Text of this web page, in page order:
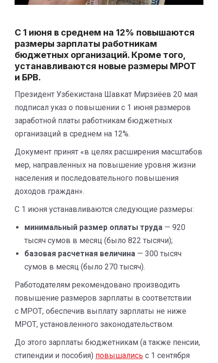
С 1 июня в среднем на 12% повышаются
размеры зарплаты работникам
бюджетных организаций. Кроме того,
устанавливаются новые размеры МРОТ
и БРВ.
Президент Узбекистана Шавкат Мирзиёев 20 мая
подписал указ о повышении с 1 июня размеров
заработной платы работникам бюджетных
организаций в среднем на 12%.
Документ принят «в целях расширения масштабов
мер, направленных на повышение уровня жизни
населения и последовательного повышения
доходов граждан».
С 1 июня устанавливаются следующие размеры:
минимальный размер оплаты труда — 920
тысяч сумов в месяц (было 822 тысячи);
базовая расчетная величина — 300 тысяч
сумов в месяц (было 270 тысяч).
Работодателям рекомендовано производить
повышение размеров зарплаты в соответствии
с МРОТ, обеспечив выплату зарплаты не ниже
МРОТ, установленного законодательством.
До этого зарплаты бюджетникам (а также пенсии,
стипендии и пособия) повышались с 1 сентября